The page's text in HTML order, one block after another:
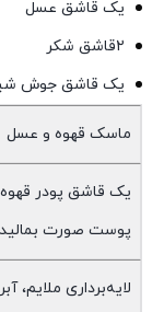
یک قاشق عسل
۲قاشق شکر
یک قاشق جوش
ماسک قهوه و عسل
یک قاشق پودر
پوست صورت بمالید، ۱۰-۱۵ دقیقه بگذارید سپس شستشو
لایه‌برداری